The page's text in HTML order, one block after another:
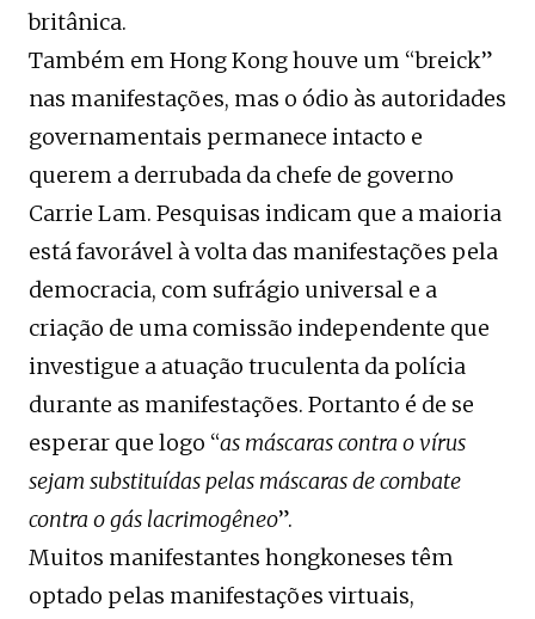
britânica.
Também em Hong Kong houve um “breick”
nas manifestações, mas o ódio às autoridades
governamentais permanece intacto e
querem a derrubada da chefe de governo
Carrie Lam. Pesquisas indicam que a maioria
está favorável à volta das manifestações pela
democracia, com sufrágio universal e a
criação de uma comissão independente que
investigue a atuação truculenta da polícia
durante as manifestações. Portanto é de se
esperar que logo “as máscaras contra o vírus
sejam substituídas pelas máscaras de combate
contra o gás lacrimogêneo”.
Muitos manifestantes hongkoneses têm
optado pelas manifestações virtuais,